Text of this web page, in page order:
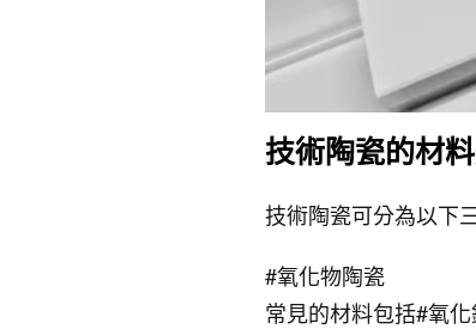
技術陶瓷的材
技術陶瓷可分為以下
#氧化物陶瓷
常見的材料包括#氧